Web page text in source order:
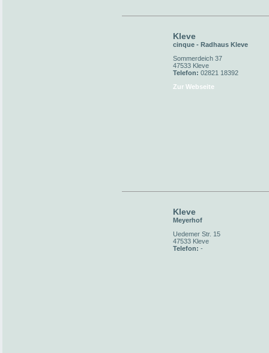
Kleve
cinque - Radhaus Kleve
Sommerdeich 37
47533 Kleve
Telefon: 02821 18392
Zur Webseite
Kleve
Meyerhof
Uedemer Str. 15
47533 Kleve
Telefon: -